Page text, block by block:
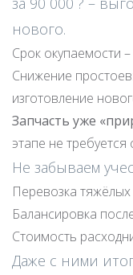
нового.
Срок окупаемости
Снижение
изготовление
Запчасть уже
этапе не требуется
Не забываем
Перевозка тяжёлых
Балансировка
Стоимость
Даже с ними